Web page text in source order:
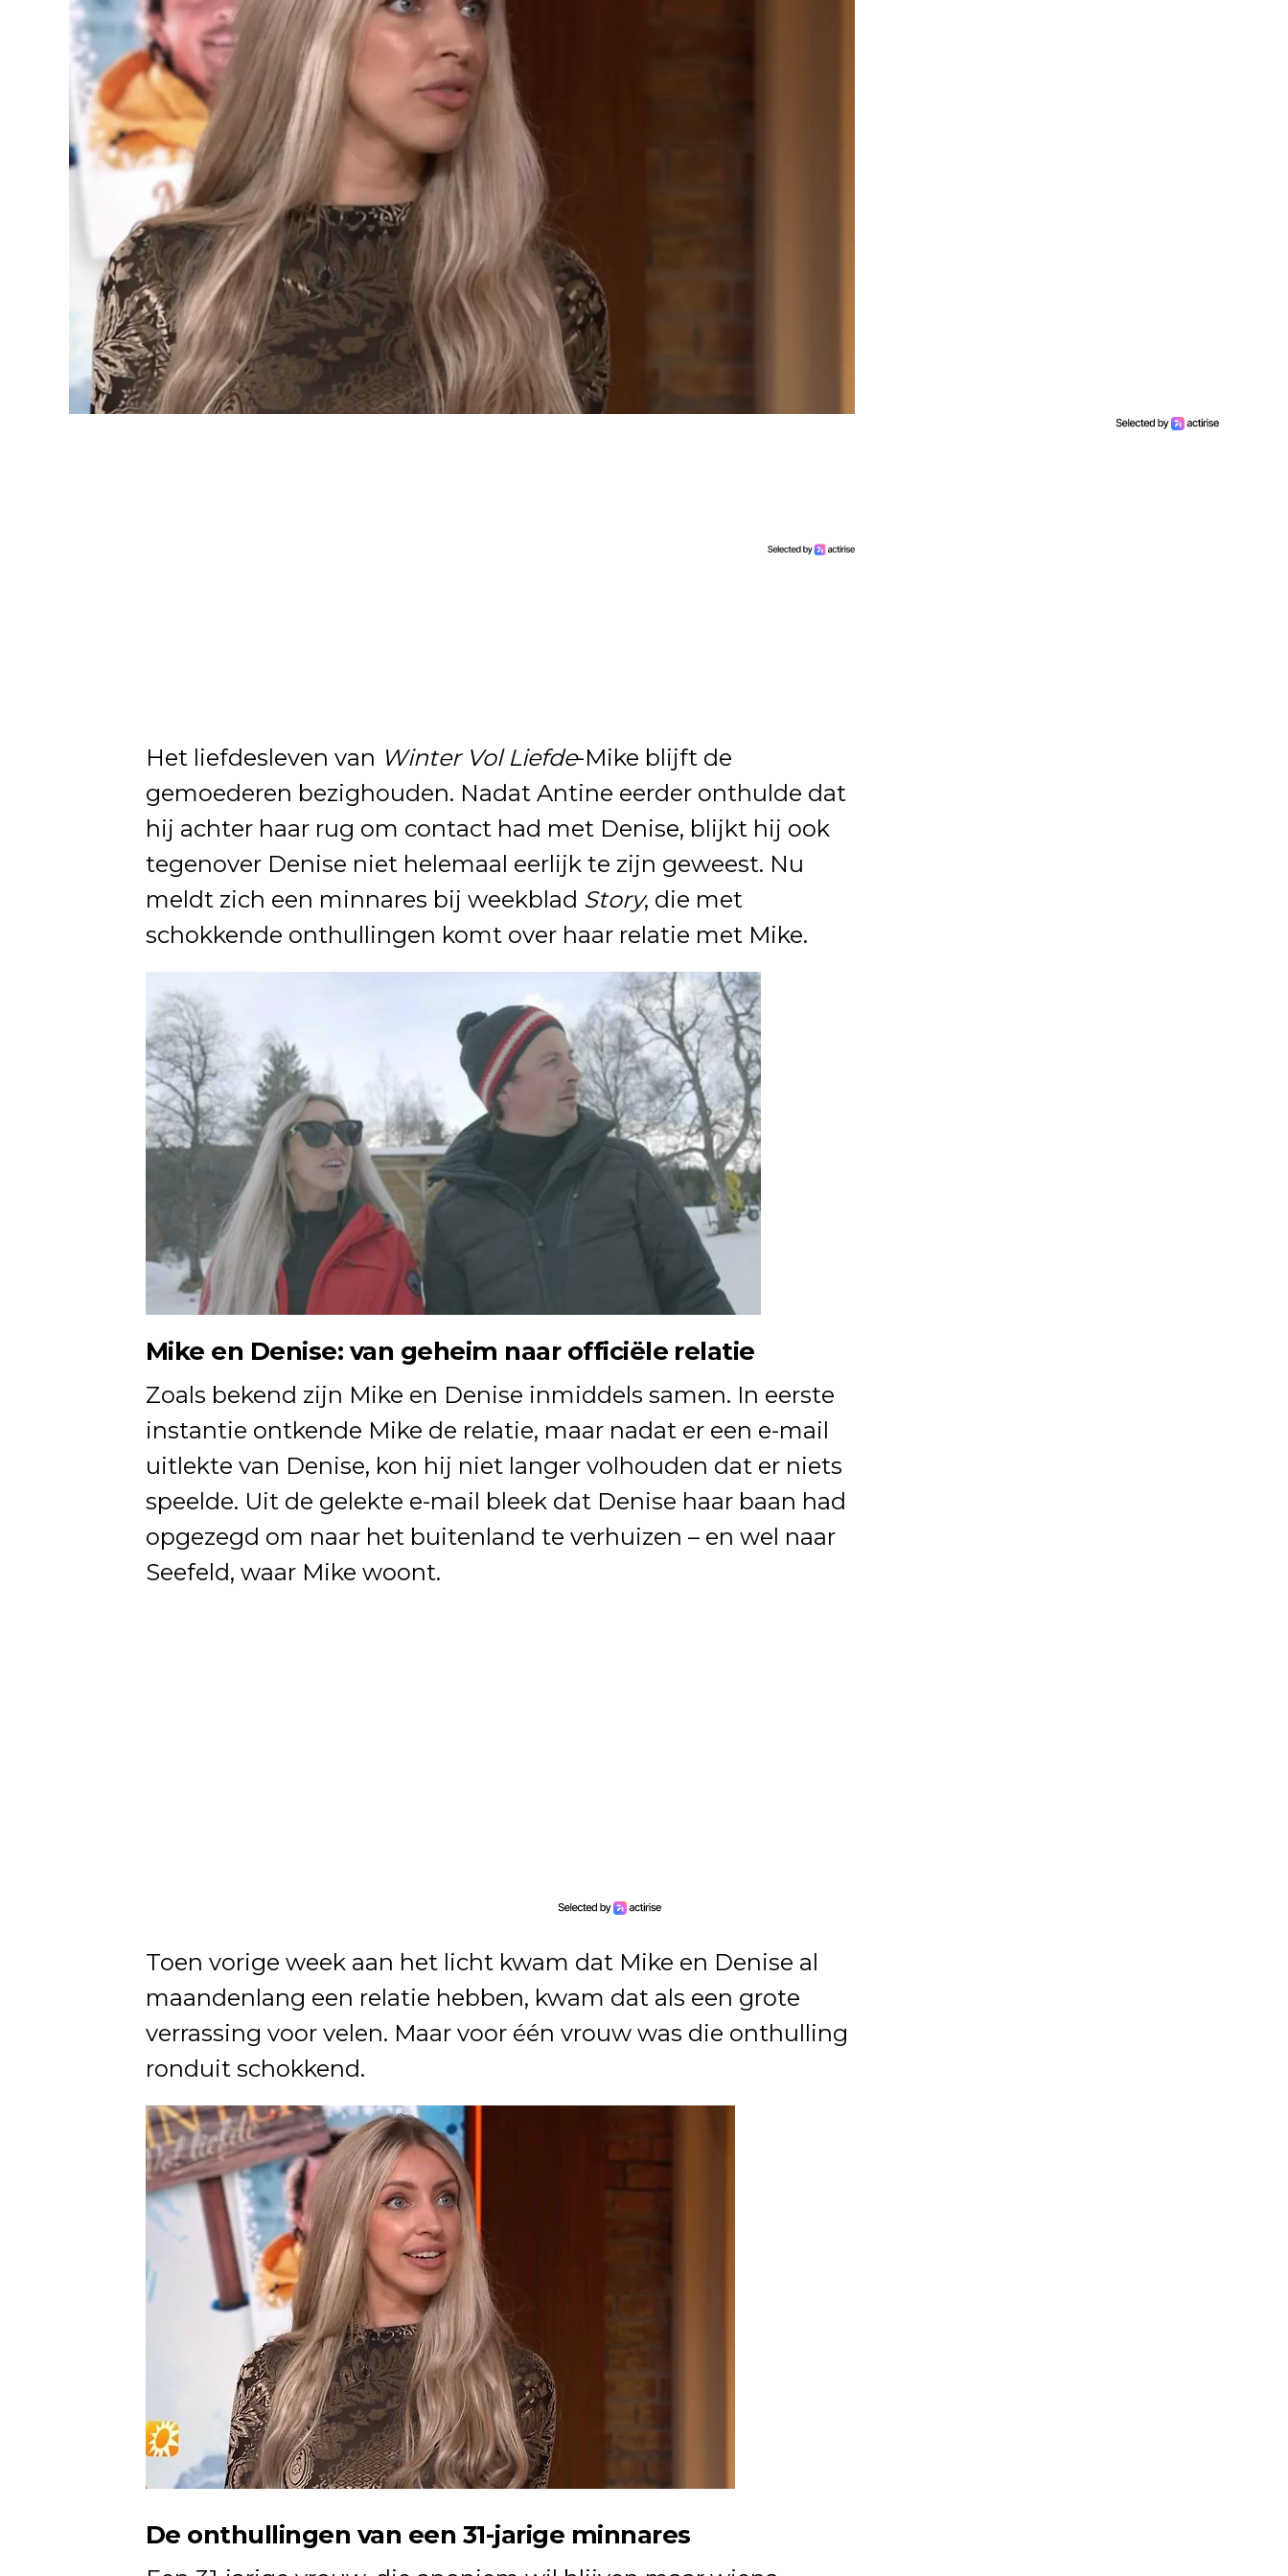
Het liefdesleven van Winter Vol Liefde-Mike blijft de
gemoederen bezighouden. Nadat Antine eerder onthulde dat
hij achter haar rug om contact had met Denise, blijkt hij ook
tegenover Denise niet helemaal eerlijk te zijn geweest. Nu
meldt zich een minnares bij weekblad Story, die met
schokkende onthullingen komt over haar relatie met Mike.
Mike en Denise: van geheim naar officiële relatie
Zoals bekend zijn Mike en Denise inmiddels samen. In eerste
instantie ontkende Mike de relatie, maar nadat er een e-mail
uitlekte van Denise, kon hij niet langer volhouden dat er niets
speelde. Uit de gelekte e-mail bleek dat Denise haar baan had
opgezegd om naar het buitenland te verhuizen – en wel naar
Seefeld, waar Mike woont.
Toen vorige week aan het licht kwam dat Mike en Denise al
maandenlang een relatie hebben, kwam dat als een grote
verrassing voor velen. Maar voor één vrouw was die onthulling
ronduit schokkend.
De onthullingen van een 31-jarige minnares